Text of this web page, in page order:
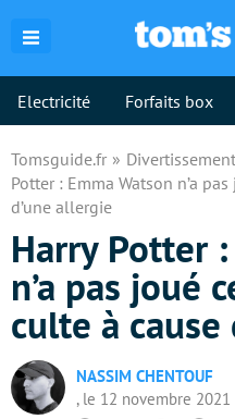
Electricité Forfaits box
Tomsguide.fr Divertissement
Potter : Emma Watson n’a
d’une allergie
Harry Potter
n’a pas joué
culte à cause
NASSIM CHENTOUF
, le 12 novembre 2021